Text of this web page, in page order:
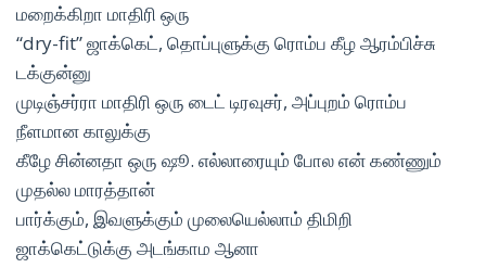
மறைக்கிறா மாதிரி ஒரு
“dry-fit” ஜாக்கெட், தொப்புளுக்கு ரொம்ப கீழ ஆரம்பிச்சு
டக்குன்னு
முடிஞ்சர்ரா மாதிரி ஒரு டைட் டிரவுசர், அப்புறம் ரொம்ப
நீளமான காலுக்கு
கீழே சின்னதா ஒரு ஷூ. எல்லாரையும் போல என் கண்ணும்
முதல்ல மாரத்தான்
பார்க்கும், இவளுக்கும் முலையெல்லாம் திமிறி
ஜாக்கெட்டுக்கு அடங்காம ஆனா